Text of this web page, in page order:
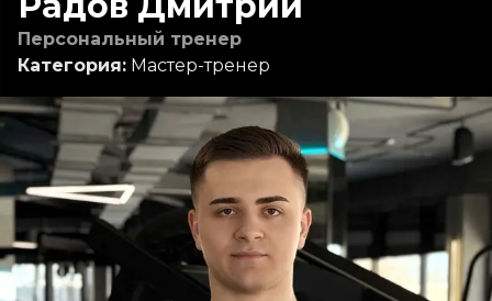
Персональный тренер
Категория: Мастер-тренер